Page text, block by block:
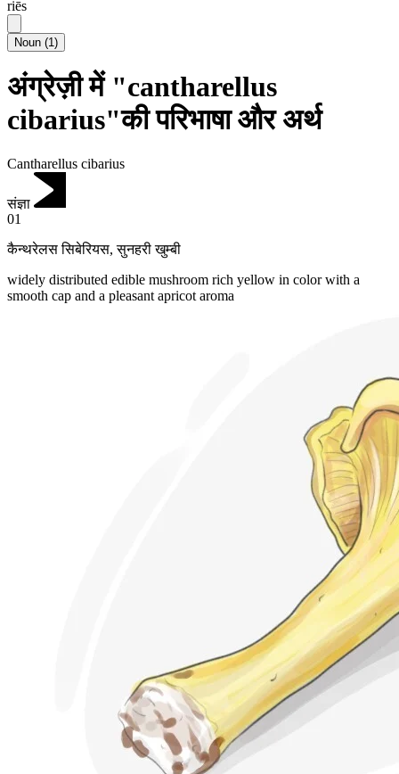
riēs
Noun (1)
अंग्रेज़ी में "cantharellus
cibarius"की परिभाषा और अर्थ
Cantharellus cibarius
संज्ञा
01
कैन्थरेलस सिबेरियस,सुनहरी खुम्बी
widely distributed edible mushroom rich yellow in color with a
smooth cap and a pleasant apricot aroma